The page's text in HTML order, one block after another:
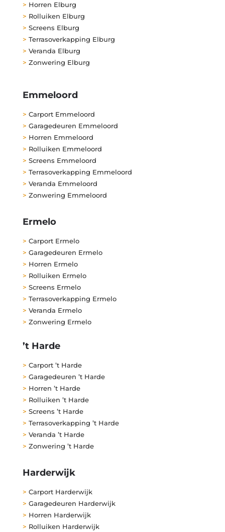
> Horren Elburg
> Rolluiken Elburg
> Screens Elburg
> Terrasoverkapping Elburg
> Veranda Elburg
> Zonwering Elburg
Emmeloord
> Carport Emmeloord
> Garagedeuren Emmeloord
> Horren Emmeloord
> Rolluiken Emmeloord
> Screens Emmeloord
> Terrasoverkapping Emmeloord
> Veranda Emmeloord
> Zonwering Emmeloord
Ermelo
> Carport Ermelo
> Garagedeuren Ermelo
> Horren Ermelo
> Rolluiken Ermelo
> Screens Ermelo
> Terrasoverkapping Ermelo
> Veranda Ermelo
> Zonwering Ermelo
’t Harde
> Carport ’t Harde
> Garagedeuren ’t Harde
> Horren ’t Harde
> Rolluiken ’t Harde
> Screens ’t Harde
> Terrasoverkapping ’t Harde
> Veranda ’t Harde
> Zonwering ’t Harde
Harderwijk
> Carport Harderwijk
> Garagedeuren Harderwijk
> Horren Harderwijk
> Rolluiken Harderwijk